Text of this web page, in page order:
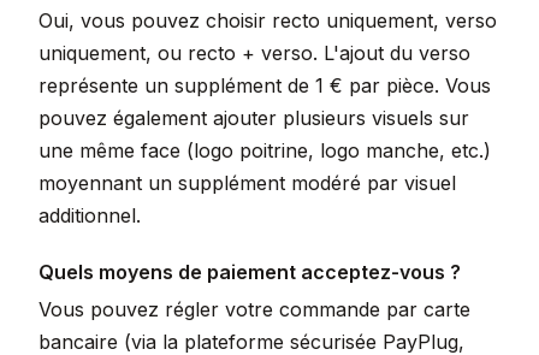
Oui, vous pouvez choisir recto uniquement, verso
uniquement, ou recto + verso. L'ajout du verso
représente un supplément de 1 € par pièce. Vous
pouvez également ajouter plusieurs visuels sur
une même face (logo poitrine, logo manche, etc.)
moyennant un supplément modéré par visuel
additionnel.
Quels moyens de paiement acceptez-vous ?
Vous pouvez régler votre commande par carte
bancaire (via la plateforme sécurisée PayPlug,